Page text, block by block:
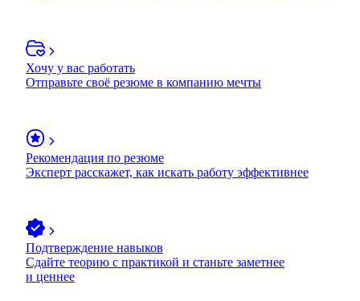
Хочу у вас работать
Отправьте своё резюме в компанию мечты
Рекомендация по резюме
Эксперт расскажет, как искать работу эффективнее
Подтверждение навыков
Сдайте теорию с практикой и станьте заметнее
и ценнее